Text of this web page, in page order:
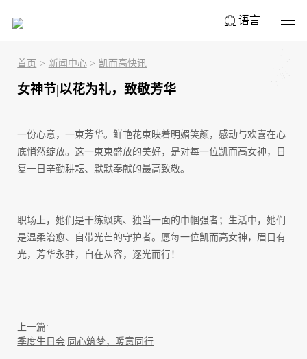
语言
首页 > 新闻中心 > 凯而高快讯
女神节|以花为礼，致敬芳华
一份心意，一束芳华。鲜艳花束映着明媚笑颜，感动与欢喜在心
底悄然绽放。这一束束盛放的美好，是对每一位凯而高女神，日
复一日辛勤耕耘、默默奉献的最高致敬。
职场上，她们是干练飒爽、独当一面的巾帼强者；生活中，她们
是温柔治愈、自带光芒的守护者。愿每一位凯而高女神，眉目有
光，芳华永驻，自在从容，逐光而行！
上一篇:
季度生日会|同心筑梦，暖意同行